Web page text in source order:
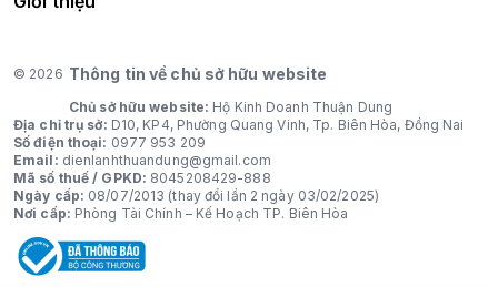
© 2026 Thông tin về chủ sở hữu website
Chủ sở hữu website: Hộ Kinh Doanh Thuận Dung
Địa chỉ trụ sở: D10, KP4, Phường Quang Vinh, Tp. Biên Hòa, Đồng Nai
Số điện thoại: 0977 953 209
Email: dienlanhthuandung@gmail.com
Mã số thuế / GPKD: 8045208429-888
Ngày cấp: 08/07/2013 (thay đổi lần 2 ngày 03/02/2025)
Nơi cấp: Phòng Tài Chính – Kế Hoạch TP. Biên Hòa